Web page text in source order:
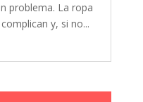
problema. La ropa
y, si no...